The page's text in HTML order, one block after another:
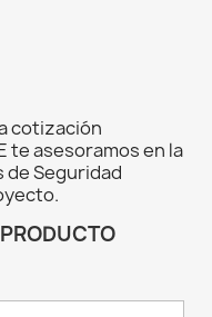
cotización
te asesoramos en la
Seguridad